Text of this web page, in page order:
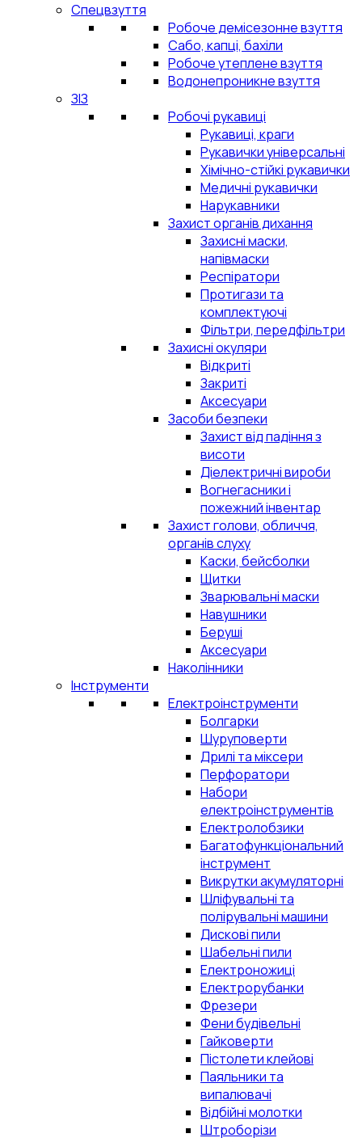
Спецвзуття
Робоче демісезонне взуття
Сабо, капці, бахіли
Робоче утеплене взуття
Водонепроникне взуття
ЗІЗ
Робочі рукавиці
Рукавиці, краги
Рукавички універсальні
Хімічно-стійкі рукавички
Медичні рукавички
Нарукавники
Захист органів дихання
Захисні маски,
напівмаски
Респіратори
Протигази та
комплектуючі
Фільтри, передфільтри
Захисні окуляри
Відкриті
Закриті
Аксесуари
Засоби безпеки
Захист від падіння з
висоти
Діелектричні вироби
Вогнегасники і
пожежний інвентар
Захист голови, обличчя,
органів слуху
Каски, бейсболки
Щитки
Зварювальні маски
Навушники
Беруші
Аксесуари
Наколінники
Інструменти
Електроінструменти
Болгарки
Шуруповерти
Дрилі та міксери
Перфоратори
Набори
електроінструментів
Електролобзики
Багатофункціональний
інструмент
Викрутки акумуляторні
Шліфувальні та
полірувальні машини
Дискові пили
Шабельні пили
Електроножиці
Електрорубанки
Фрезери
Фени будівельні
Гайковерти
Пістолети клейові
Паяльники та
випалювачі
Відбійні молотки
Штроборізи